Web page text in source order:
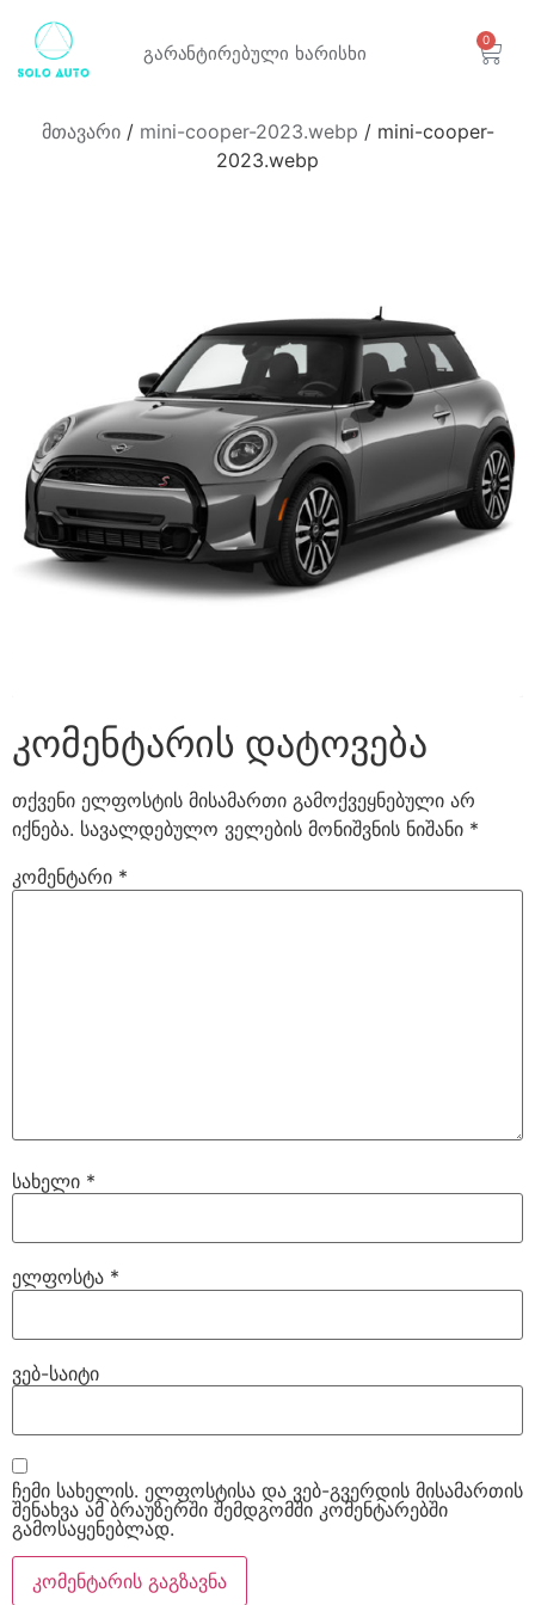
გარანტირებული ხარისხი
0
მთავარი/ mini-cooper-2023.webp / mini-cooper-
2023.webp
კომენტარის დატოვება
თქვენი ელფოსტის მისამართი გამოქვეყნებული არ
იქნება. სავალდებულო ველების მონიშვნის ნიშანი *
კომენტარი *
სახელი *
ელფოსტა *
ვებ-საიტი
ჩემი სახელის. ელფოსტისა და ვებ-გვერდის მისამართის
შენახვა ამ ბრაუზერში შემდგომში კომენტარებში
გამოსაყენებლად.